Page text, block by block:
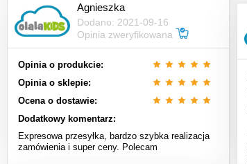
Agnieszka
Dodano: 2021-09-16
Opinia zweryfikowana
Opinia o produkcie:
Opinia o sklepie:
Ocena o dostawie:
Dodatkowy komentarz:
Expresowa przesyłka, bardzo szybka realizacja
zamówienia i super ceny. Polecam